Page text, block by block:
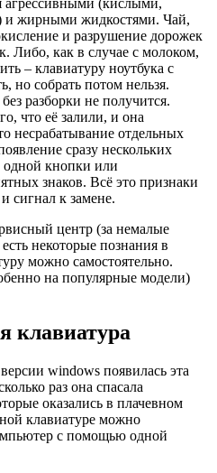
агрессивными (кислыми,
жирными жидкостями. Чай,
и разрушение дорожек
Либо, как в случае с молоком,
– клавиатуру ноутбука с
но собрать потом нельзя.
разборки не получится.
что её залили, и она
несрабатывание отдельных
сразу нескольких
кнопки или
знаков. Всё это признаки
сигнал к замене.
центр (за немалые
некоторые познания в
можно самостоятельно.
на популярные модели)
клавиатура
windows появилась эта
раз она спасала
оказались в плачевном
клавиатуре можно
с помощью одной